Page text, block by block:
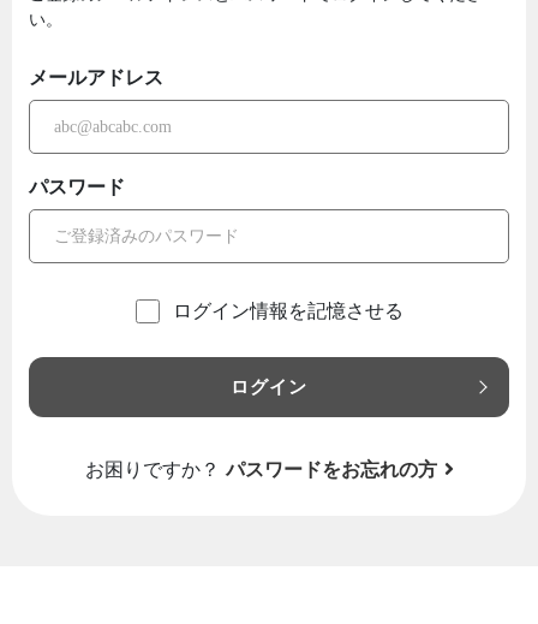
い。
メールアドレス
パスワード
ログイン情報を記憶させる
ログイン
お困りですか？ パスワードをお忘れの方